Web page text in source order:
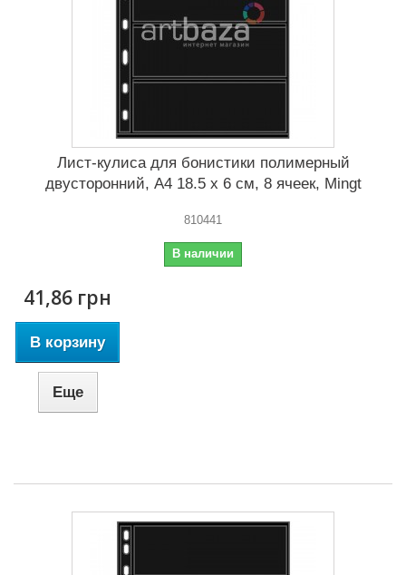
Лист-кулиса для бонистики полимерный
двусторонний, А4 18.5 x 6 cм, 8 ячеек, Mingt
810441
В наличии
41,86 грн
В корзину
Еще